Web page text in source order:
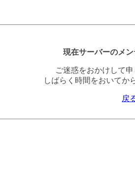
現在サーバーのメン
ご迷惑をおかけして申
しばらく時間をおいてか
戻